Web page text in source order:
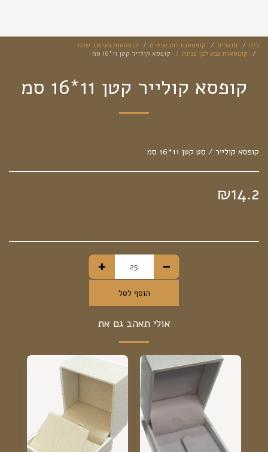
בית מוצרים קופסאות לתכשיטים
קופסאות בעיצוב שלנו
קופסאות צבע לבן פנינה
קופסא קולייר קטן 11*16 סמ
קופסא קולייר קטן 11*16 סמ
קופסא קולייר / סט קטן 11*16 סמ
₪14.2
הוסף לסל
אולי תאהב גם את